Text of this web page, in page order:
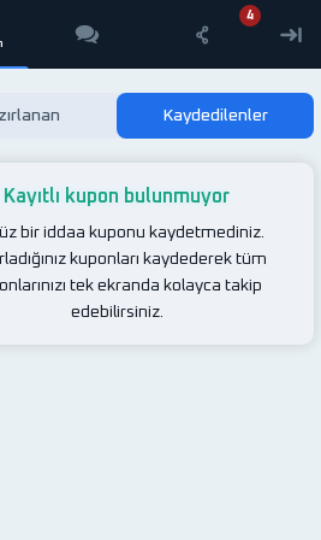
Kaydedilenler
Kayıtlı kupon bulunmuyor
bir iddaa kuponu kaydetmediniz.
kuponları kaydederek tüm
tek ekranda kolayca takip
edebilirsiniz.